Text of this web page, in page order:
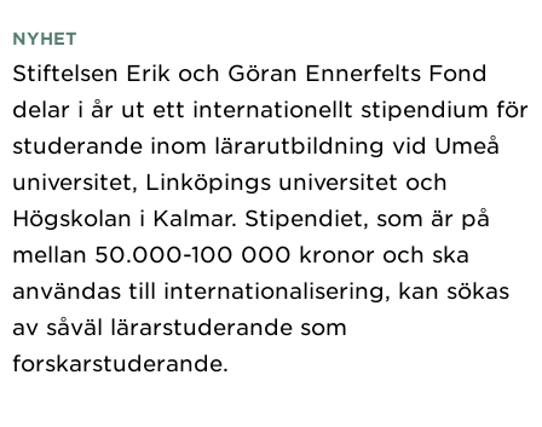
NYHET
Stiftelsen Erik och Göran Ennerfelts Fond
delar i år ut ett internationellt stipendium för
studerande inom lärarutbildning vid Umeå
universitet, Linköpings universitet och
Högskolan i Kalmar. Stipendiet, som är på
mellan 50.000-100 000 kronor och ska
användas till internationalisering, kan sökas
av såväl lärarstuderande som